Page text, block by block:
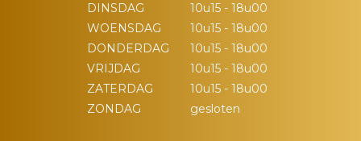
DINSDAG
10u15 - 18u00
WOENSDAG
10u15 - 18u00
DONDERDAG
10u15 - 18u00
VRIJDAG
10u15 - 18u00
ZATERDAG
10u15 - 18u00
ZONDAG
gesloten